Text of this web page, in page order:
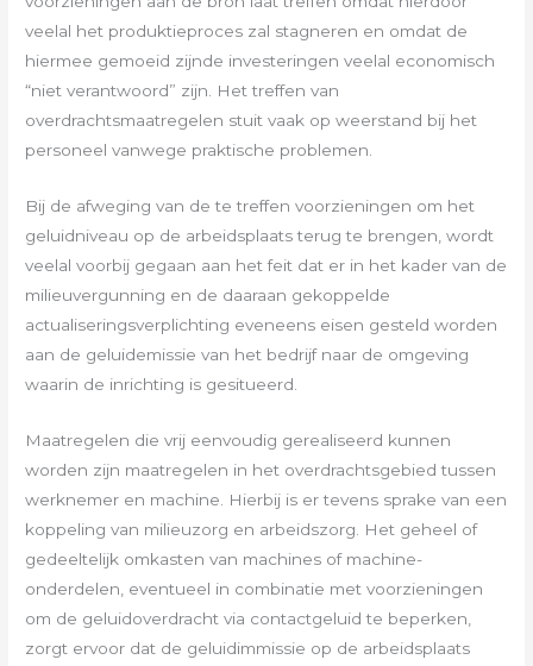
veelal het produktieproces zal stagneren en omdat de
hiermee gemoeid zijnde investeringen veelal economisch
“niet verantwoord” zijn. Het treffen van
overdrachtsmaatregelen stuit vaak op weerstand bij het
personeel vanwege praktische problemen.
Bij de afweging van de te treffen voorzieningen om het
geluidniveau op de arbeidsplaats terug te brengen, wordt
veelal voorbij gegaan aan het feit dat er in het kader van de
milieuvergunning en de daaraan gekoppelde
actualiseringsverplichting eveneens eisen gesteld worden
aan de geluidemissie van het bedrijf naar de omgeving
waarin de inrichting is gesitueerd.
Maatregelen die vrij eenvoudig gerealiseerd kunnen
worden zijn maatregelen in het overdrachtsgebied tussen
werknemer en machine. Hierbij is er tevens sprake van een
koppeling van milieuzorg en arbeidszorg. Het geheel of
gedeeltelijk omkasten van machines of machine-
onderdelen, eventueel in combinatie met voorzieningen
om de geluidoverdracht via contactgeluid te beperken,
zorgt ervoor dat de geluidimmissie op de arbeidsplaats